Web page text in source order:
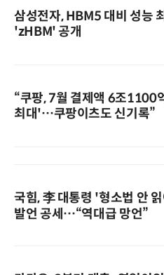
삼성전자, HBM5 대비 성능
'zHBM' 공개
“쿠팡, 7월 결제액 6조1100
최대'…쿠팡이츠도 신기록”
국힘, 李 대통령 '형소법 안
발언 공세…“역대급 망언”